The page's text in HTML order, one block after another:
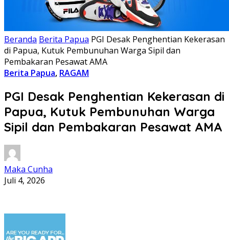
Beranda Berita Papua PGI Desak Penghentian Kekerasan
di Papua, Kutuk Pembunuhan Warga Sipil dan
Pembakaran Pesawat AMA
Berita Papua, RAGAM
PGI Desak Penghentian Kekerasan di
Papua, Kutuk Pembunuhan Warga
Sipil dan Pembakaran Pesawat AMA
Maka Cunha
Juli 4, 2026